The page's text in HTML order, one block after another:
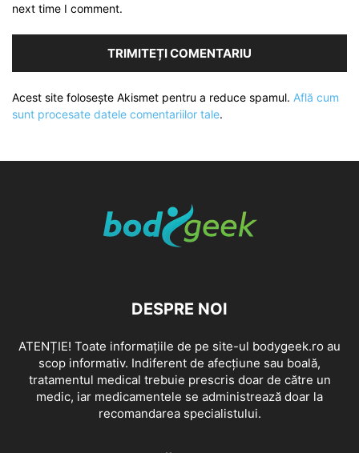
next time I comment.
Acest site folosește Akismet pentru a reduce spamul. Află cum
sunt procesate datele comentariilor tale.
DESPRE NOI
ATENȚIE! Toate informațiile de pe site-ul bodygeek.ro au
scop informativ. Indiferent de afecțiune sau boală,
tratamentul medical trebuie prescris doar de către un
medic, iar medicamentele se administrează doar la
recomandarea specialistului.